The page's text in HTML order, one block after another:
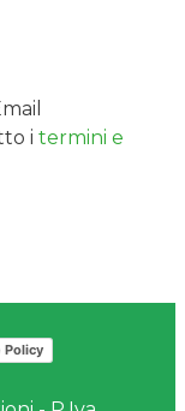
i termini e
Policy